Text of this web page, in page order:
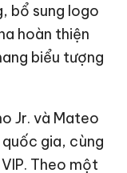
bổ sung logo
hoàn thiện
biểu tượng
Jr. và Mateo
gia, cùng
Theo một